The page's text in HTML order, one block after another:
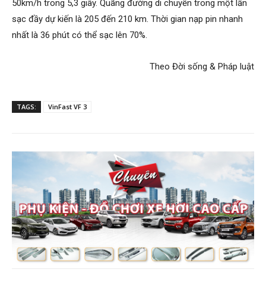
50km/h trong 5,3 giây. Quãng đường di chuyển trong một lần
sạc đầy dự kiến là 205 đến 210 km. Thời gian nạp pin nhanh
nhất là 36 phút có thể sạc lên 70%.
Theo Đời sống & Pháp luật
TAGS: VinFast VF 3